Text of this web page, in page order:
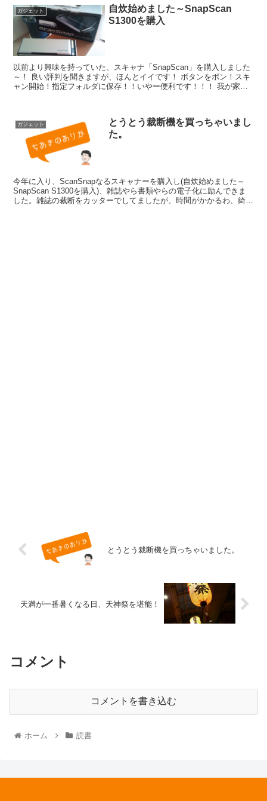
ガジェット
自炊始めました～SnapScan
S1300を購入
以前より興味を持っていた、スキャナ「SnapScan」を購入しました
～！ 良い評判を聞きますが、ほんとイイです！ ボタンをポン！スキ
ャン開始！指定フォルダに保存！！いやー便利です！！！ 我が家
ガジェット
とうとう裁断機を買っちゃいまし
た。
今年に入り、ScanSnapなるスキャナーを購入し(自炊始めました～
SnapScan S1300を購入)、雑誌やら書類やらの電子化に励んできま
した。雑誌の裁断をカッターでしてましたが、時間がかかるわ、綺麗
とうとう裁断機を買っちゃいました。
天満が一番暑くなる日、天神祭を堪能！
コメント
コメントを書き込む
ホーム 読書